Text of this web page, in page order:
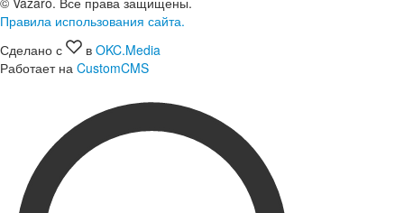
Правила использования сайта.
Сделано с
в OKC.Media
Работает на CustomCMS